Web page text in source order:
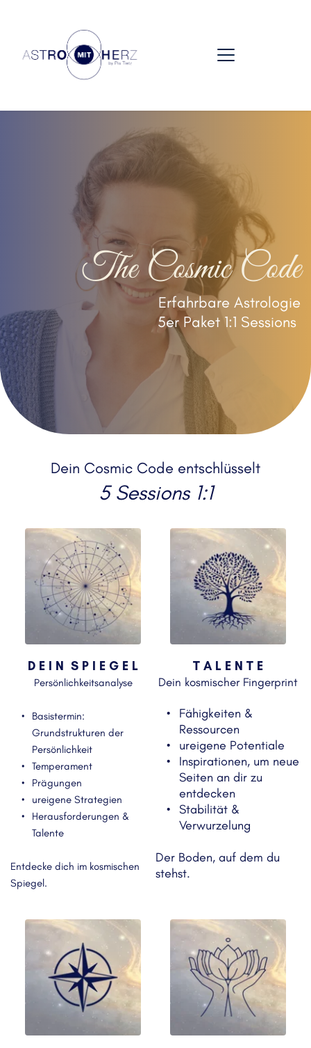
The Cosmic Code
Erfahrbare Astrologie
5er Paket 1:1 Sessions
Dein Cosmic Code entschlüsselt
5 Sessions 1:1
D E I N  S P I E G E L
Persönlichkeitsanalyse
Basistermin:
Grundstrukturen der
Persönlichkeit
Temperament
Prägungen
ureigene Strategien
Herausforderungen &
Talente
Entdecke dich im kosmischen
Spiegel.
T A L E N T E
Dein kosmischer Fingerprint
Fähigkeiten &
Ressourcen
ureigene Potentiale
Inspirationen, um neue
Seiten an dir zu
entdecken
Stabilität &
Verwurzelung
Der Boden, auf dem du
stehst.